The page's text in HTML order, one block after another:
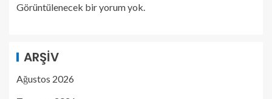
Görüntülenecek bir yorum yok.
ARŞIV
Ağustos 2026